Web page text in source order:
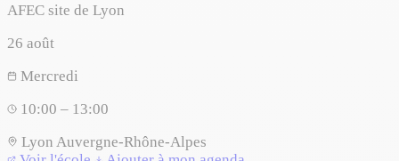
AFEC site de Lyon
26 août
Mercredi
10:00 – 13:00
Lyon Auvergne-Rhône-Alpes